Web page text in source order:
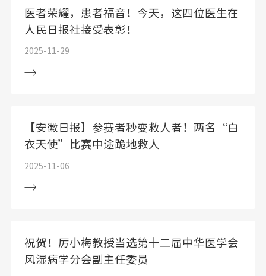
医者荣耀，患者福音！今天，这四位医生在
人民日报社接受表彰！
2025-11-29
【安徽日报】参赛者秒变救人者！两名“白
衣天使”比赛中途跪地救人
2025-11-06
祝贺！厉小梅教授当选第十二届中华医学会
风湿病学分会副主任委员